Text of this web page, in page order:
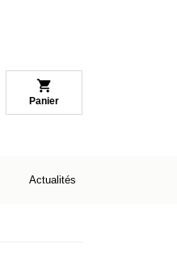
shopping_cart
Panier
Actualités